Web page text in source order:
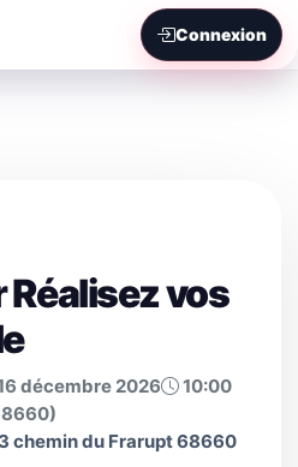
Connexion
vos
décembre 2026
10:00
chemin du Frarupt 68660